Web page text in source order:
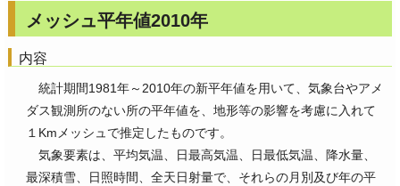
メッシュ平年値2010年
内容
統計期間1981年～2010年の新平年値を用いて、気象台やアメ
ダス観測所のない所の平年値を、地形等の影響を考慮に入れて
１Kmメッシュで推定したものです。
気象要素は、平均気温、日最高気温、日最低気温、降水量、
最深積雪、日照時間、全天日射量で、それらの月別及び年の平